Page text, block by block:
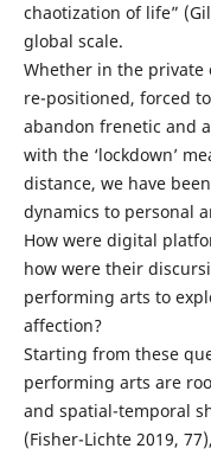
chaotization of life”
global scale.
Whether in the private
re-positioned, forced
abandon frenetic and
with the ‘lockdown’
distance, we have
dynamics to personal
How were digital
how were their
performing arts to
affection?
Starting from these
performing arts are
and spatial-temporal
(Fisher-Lichte 2019,